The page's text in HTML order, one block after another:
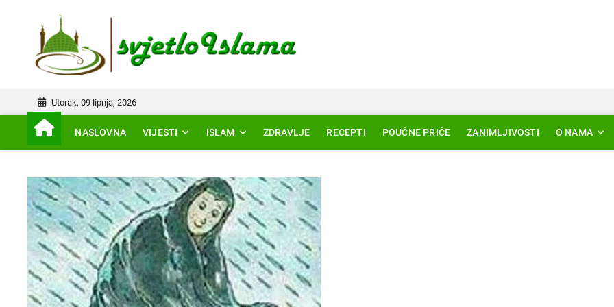
Utorak, 09 lipnja, 2026
NASLOVNA VIJESTI ISLAM ZDRAVLJE RECEPTI POUČNE PRIČE ZANIMLJIVOSTI O NAMA